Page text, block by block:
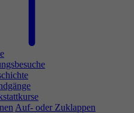
Auf- oder Zuklappen